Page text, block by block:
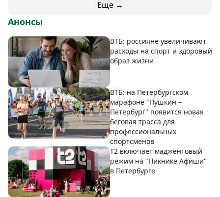
Еще →
Анонсы
ВТБ: россияне увеличивают
расходы на спорт и здоровый
образ жизни
ВТБ: на Петербургском
марафоне "Пушкин –
Петербург" появится новая
беговая трасса для
профессиональных
спортсменов
Т2 включает маджентовый
режим на "Пикнике Афиши"
в Петербурге